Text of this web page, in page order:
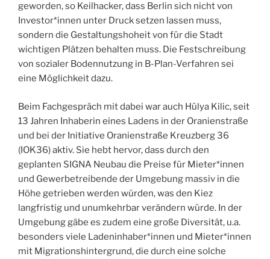
geworden, so Keilhacker, dass Berlin sich nicht von
Investor*innen unter Druck setzen lassen muss,
sondern die Gestaltungshoheit von für die Stadt
wichtigen Plätzen behalten muss. Die Festschreibung
von sozialer Bodennutzung in B-Plan-Verfahren sei
eine Möglichkeit dazu.
Beim Fachgespräch mit dabei war auch Hülya Kilic, seit
13 Jahren Inhaberin eines Ladens in der Oranienstraße
und bei der Initiative Oranienstraße Kreuzberg 36
(IOK36) aktiv. Sie hebt hervor, dass durch den
geplanten SIGNA Neubau die Preise für Mieter*innen
und Gewerbetreibende der Umgebung massiv in die
Höhe getrieben werden würden, was den Kiez
langfristig und unumkehrbar verändern würde. In der
Umgebung gäbe es zudem eine große Diversität, u.a.
besonders viele Ladeninhaber*innen und Mieter*innen
mit Migrationshintergrund, die durch eine solche